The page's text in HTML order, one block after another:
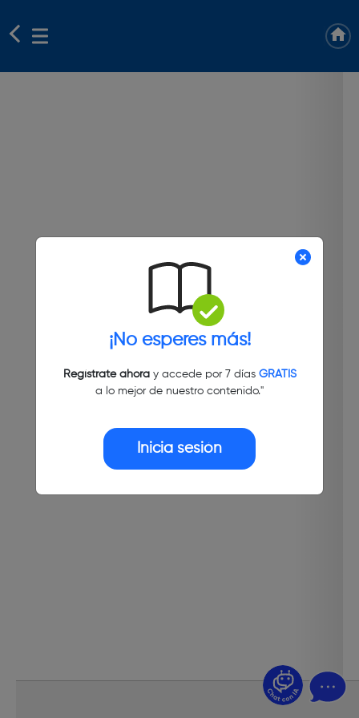
¡No esperes más!
Regístrate ahoray accede por 7 días GRATIS
a lo mejor de nuestro contenido."
Inicia sesión